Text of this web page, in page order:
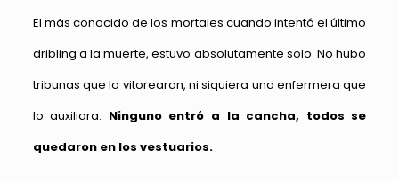
El más conocido de los mortales cuando intentó el último
dribling a la muerte, estuvo absolutamente solo. No hubo
tribunas que lo vitorearan, ni siquiera una enfermera que
lo auxiliara. Ninguno entró a la cancha, todos se
quedaron en los vestuarios.